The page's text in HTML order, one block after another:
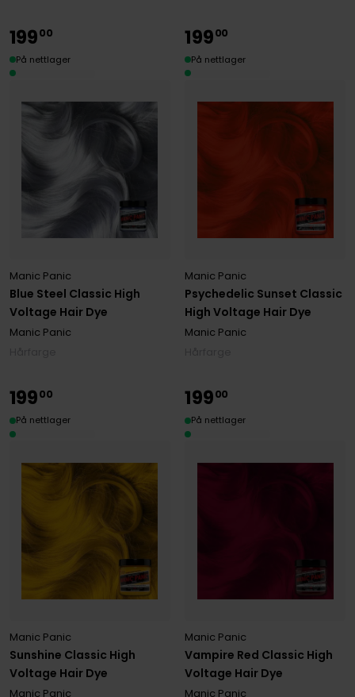
Blue Steel Classic High
Voltage Hair Dye
Manic Panic
Manic Panic
19900
På nettlager
Psychedelic Sunset Classic
High Voltage Hair Dye
Manic Panic
Manic Panic
19900
På nettlager
Sunshine Classic High
Voltage Hair Dye
Manic Panic
Manic Panic
19900
På nettlager
Vampire Red Classic High
Voltage Hair Dye
Manic Panic
Manic Panic
19900
På nettlager